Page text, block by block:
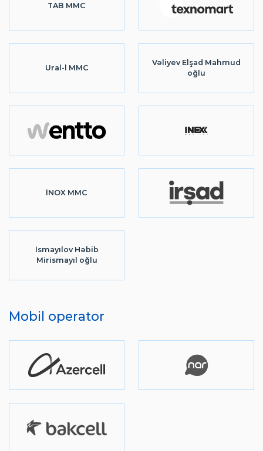
TAB MMC
Ural-İ MMC
Vəliyev Elşad Mahmud
oğlu
İNOX MMC
İsmayılov Həbib
Mirismayıl oğlu
Mobil operator